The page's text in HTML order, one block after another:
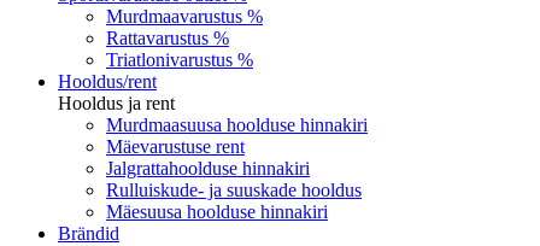
Murdmaavarustus %
Rattavarustus %
Triatlonivarustus %
Hooldus/rent
Hooldus ja rent
Murdmaasuusa hoolduse hinnakiri
Mäevarustuse rent
Jalgrattahoolduse hinnakiri
Rulluiskude- ja suuskade hooldus
Mäesuusa hoolduse hinnakiri
Brändid